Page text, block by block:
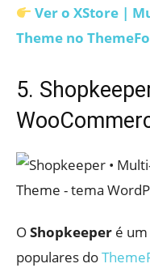
Ver o XStore |
Theme no
5.
OShopkeeper é
populares do